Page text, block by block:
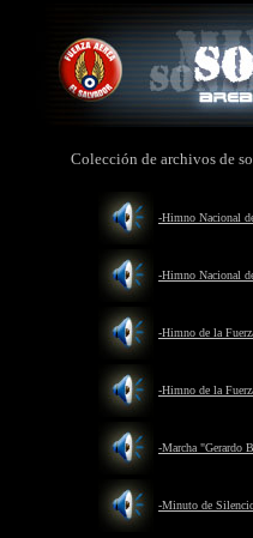
Colección de archivos de
-Himno Nacional
-Himno Nacional
-Himno de la
-Himno de la
-Marcha "Gerardo
-Minuto de